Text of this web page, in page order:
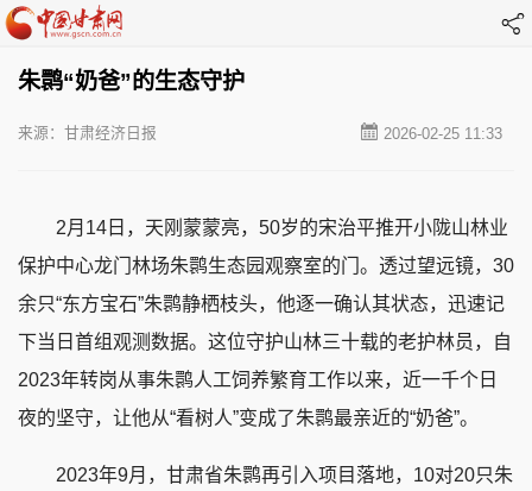
朱鹮“奶爸”的生态守护
2026-02-25 11:33
来源：甘肃经济日报
2月14日，天刚蒙蒙亮，50岁的宋治平推开小陇山林业
保护中心龙门林场朱鹮生态园观察室的门。透过望远镜，30
余只“东方宝石”朱鹮静栖枝头，他逐一确认其状态，迅速记
下当日首组观测数据。这位守护山林三十载的老护林员，自
2023年转岗从事朱鹮人工饲养繁育工作以来，近一千个日
夜的坚守，让他从“看树人”变成了朱鹮最亲近的“奶爸”。
2023年9月，甘肃省朱鹮再引入项目落地，10对20只朱